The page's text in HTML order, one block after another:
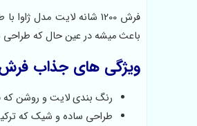
فرش 1200 شانه لایت
باعث میشه در عین حال که طراحی
ویژگی های جذاب فرش 1200 شانه لایت
رنگ بندی لایت و روشن که
طراحی ساده و شیک که